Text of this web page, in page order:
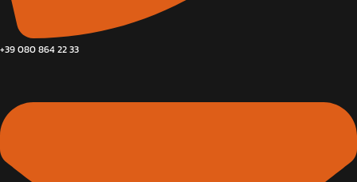
+39 080 864 22 33